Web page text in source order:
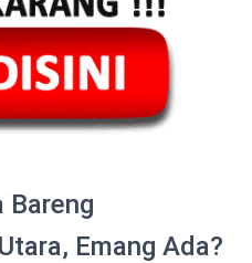
Bareng
Emang Ada?